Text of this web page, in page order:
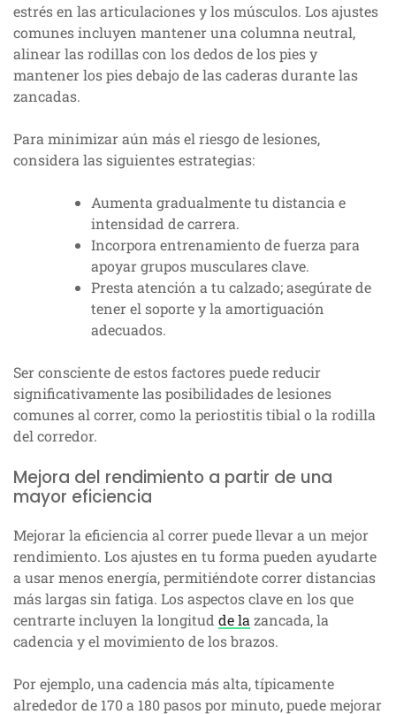
estrés en las articulaciones y los músculos. Los ajustes
comunes incluyen mantener una columna neutral,
alinear las rodillas con los dedos de los pies y
mantener los pies debajo de las caderas durante las
zancadas.
Para minimizar aún más el riesgo de lesiones,
considera las siguientes estrategias:
Aumenta gradualmente tu distancia e
intensidad de carrera.
Incorpora entrenamiento de fuerza para
apoyar grupos musculares clave.
Presta atención a tu calzado; asegúrate de
tener el soporte y la amortiguación
adecuados.
Ser consciente de estos factores puede reducir
significativamente las posibilidades de lesiones
comunes al correr, como la periostitis tibial o la rodilla
del corredor.
Mejora del rendimiento a partir de una
mayor eficiencia
Mejorar la eficiencia al correr puede llevar a un mejor
rendimiento. Los ajustes en tu forma pueden ayudarte
a usar menos energía, permitiéndote correr distancias
más largas sin fatiga. Los aspectos clave en los que
centrarte incluyen la longitud de la zancada, la
cadencia y el movimiento de los brazos.
Por ejemplo, una cadencia más alta, típicamente
alrededor de 170 a 180 pasos por minuto, puede mejorar